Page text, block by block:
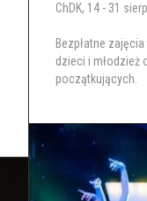
ChDK, 14 - 31
Bezpłatne
dzieci i młodzież
początkujących.